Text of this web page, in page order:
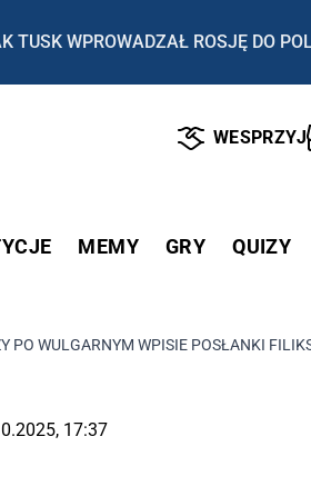
TUSK WPROWADZAŁ ROSJĘ DO
WESPRZYJ
MEMY GRY QUIZY
PO WULGARNYM WPISIE POSŁANKI
17:37